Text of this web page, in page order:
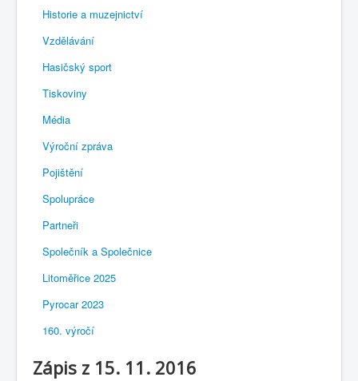
Historie a muzejnictví
Vzdělávání
Hasičský sport
Tiskoviny
Média
Výroční zpráva
Pojištění
Spolupráce
Partneři
Společník a Společnice
Litoměřice 2025
Pyrocar 2023
160. výročí
Zápis z 15. 11. 2016